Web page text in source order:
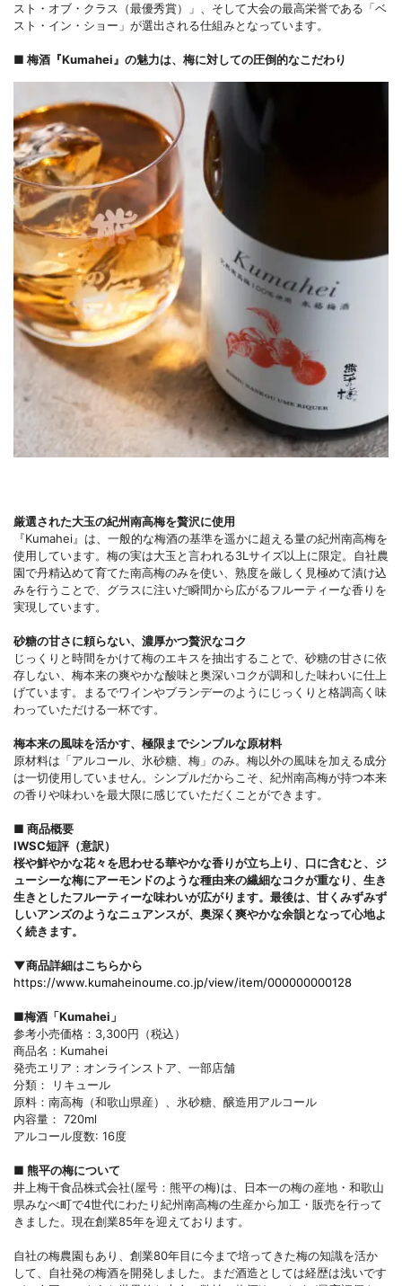
スト・オブ・クラス（最優秀賞）」、そして大会の最高栄誉である「ベ
スト・イン・ショー」が選出される仕組みとなっています。
■ 梅酒『Kumahei』の魅力は、梅に対しての圧倒的なこだわり
厳選された大玉の紀州南高梅を贅沢に使用
『Kumahei』は、一般的な梅酒の基準を遥かに超える量の紀州南高梅を
使用しています。梅の実は大玉と言われる3Lサイズ以上に限定。自社農
園で丹精込めて育てた南高梅のみを使い、熟度を厳しく見極めて漬け込
みを行うことで、グラスに注いだ瞬間から広がるフルーティーな香りを
実現しています。
砂糖の甘さに頼らない、濃厚かつ贅沢なコク
じっくりと時間をかけて梅のエキスを抽出することで、砂糖の甘さに依
存しない、梅本来の爽やかな酸味と奥深いコクが調和した味わいに仕上
げています。まるでワインやブランデーのようにじっくりと格調高く味
わっていただける一杯です。
梅本来の風味を活かす、極限までシンプルな原材料
原材料は「アルコール、氷砂糖、梅」のみ。梅以外の風味を加える成分
は一切使用していません。シンプルだからこそ、紀州南高梅が持つ本来
の香りや味わいを最大限に感じていただくことができます。
■ 商品概要
IWSC短評（意訳）
桜や鮮やかな花々を思わせる華やかな香りが立ち上り、口に含むと、ジ
ューシーな梅にアーモンドのような種由来の繊細なコクが重なり、生き
生きとしたフルーティーな味わいが広がります。最後は、甘くみずみず
しいアンズのようなニュアンスが、奥深く爽やかな余韻となって心地よ
く続きます。
▼商品詳細はこちらから
https://www.kumaheinoume.co.jp/view/item/000000000128
■梅酒「Kumahei」
参考小売価格：3,300円（税込）
商品名：Kumahei
発売エリア：オンラインストア、一部店舗
分類： リキュール
原料：南高梅（和歌山県産）、氷砂糖、醸造用アルコール
内容量： 720ml
アルコール度数: 16度
■ 熊平の梅について
井上梅干食品株式会社(屋号：熊平の梅)は、日本一の梅の産地・和歌山
県みなべ町で4世代にわたり紀州南高梅の生産から加工・販売を行って
きました。現在創業85年を迎えております。
自社の梅農園もあり、創業80年目に今まで培ってきた梅の知識を活か
して、自社発の梅酒を開発しました。まだ酒造としては経歴は浅いです